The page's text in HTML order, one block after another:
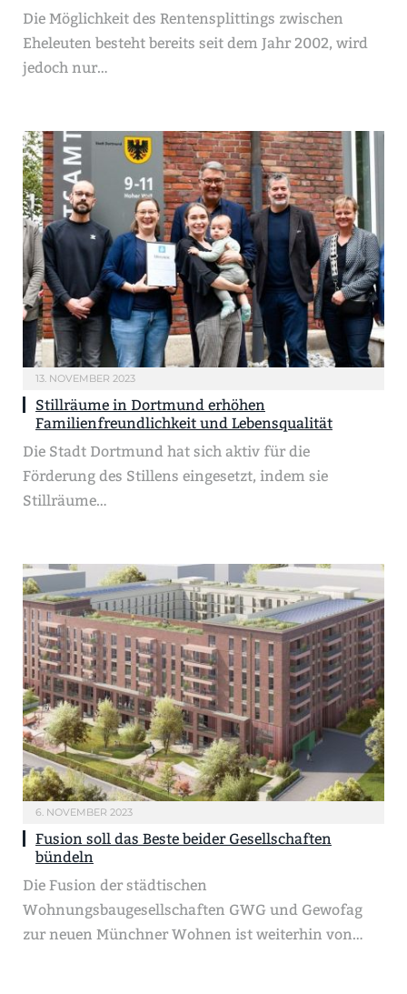
Die Möglichkeit des Rentensplittings zwischen
Eheleuten besteht bereits seit dem Jahr 2002, wird
jedoch nur…
13. NOVEMBER 2023
Stillräume in Dortmund erhöhen
Familienfreundlichkeit und Lebensqualität
Die Stadt Dortmund hat sich aktiv für die
Förderung des Stillens eingesetzt, indem sie
Stillräume…
6. NOVEMBER 2023
Fusion soll das Beste beider Gesellschaften
bündeln
Die Fusion der städtischen
Wohnungsbaugesellschaften GWG und Gewofag
zur neuen Münchner Wohnen ist weiterhin von…